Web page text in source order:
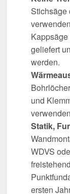
Stichsäge
geliefert
werden.
und
Statik,
WDVS
ersten